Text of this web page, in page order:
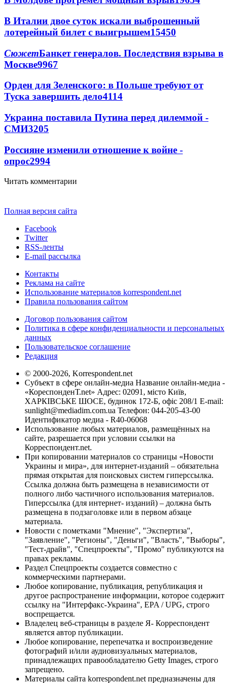
В Италии двое суток искали выброшенный
лотерейный билет с выигрышем15450
СюжетБанкет генералов. Последствия взрыва в
Москве9967
Орден для Зеленского: в Польше требуют от
Туска завершить дело4114
Украина поставила Путина перед дилеммой -
СМИ3205
Россияне изменили отношение к войне -
опрос2994
Читать комментарии
Полная версия сайта
Facebook
Twitter
RSS-ленты
E-mail рассылка
Контакты
Реклама на сайте
Использование материалов korrespondent.net
Правила пользования сайтом
Договор пользования сайтом
Политика в сфере конфиденциальности и персональных
данных
Пользовательское соглашение
Редакция
© 2000-2026, Korrespondent.net
Субъект в сфере онлайн-медиа Название онлайн-медиа -
«КореспонденТ.net» Адрес: 02091, місто Київ,
ХАРКІВСЬКЕ ШОСЕ, будинок 172-Б, офіс 208/1 E-mail:
sunlight@mediadim.com.ua Телефон: 044-205-43-00
Идентификатор медиа - R40-06068
Использование любых материалов, размещённых на
сайте, разрешается при условии ссылки на
Корреспондент.net.
При копировании материалов со страницы «Новости
Украины и мира», для интернет-изданий – обязательна
прямая открытая для поисковых систем гиперссылка.
Ссылка должна быть размещена в независимости от
полного либо частичного использования материалов.
Гиперссылка (для интернет- изданий) – должна быть
размещена в подзаголовке или в первом абзаце
материала.
Новости с пометками "Мнение", "Экспертиза",
"Заявление", "Регионы", "Деньги", "Власть", "Выборы",
"Тест-драйв", "Спецпроекты", "Промо" публикуются на
правах рекламы.
Раздел Спецпроекты создается совместно с
коммерческими партнерами.
Любое копирование, публикация, републикация и
другое распространение информации, которое содержит
ссылку на "Интерфакс-Украина", EPA / UPG, строго
воспрещается.
Владелец веб-страницы в разделе Я- Корреспондент
является автор публикации.
Любое копирование, перепечатка и воспроизведение
фотографий и/или аудиовизуальных материалов,
принадлежащих правообладателю Getty Images, строго
запрещено.
Материалы сайта korrespondent.net предназначены для